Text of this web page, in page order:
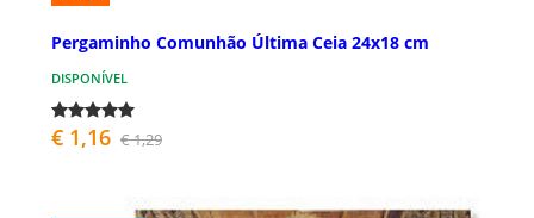
Pergaminho Comunhão Última Ceia 24x18 cm
DISPONÍVEL
€ 1,16 € 1,29